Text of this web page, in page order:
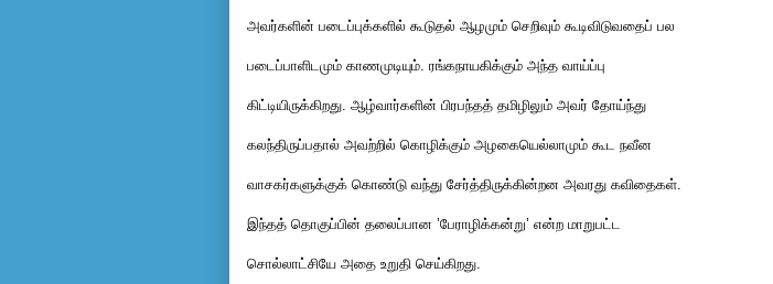
அவர்களின் படைப்புக்களில் கூடுதல் ஆழமும் செறிவும் கூடிவிடுவதைப் பல
படைப்பாளிடமும் காணமுடியும். ரங்கநாயகிக்கும் அந்த வாய்ப்பு
கிட்டியிருக்கிறது. ஆழ்வார்களின் பிரபந்தத் தமிழிலும் அவர் தோய்ந்து
கலந்திருப்பதால் அவற்றில் கொழிக்கும் அழகையெல்லாமும் கூட நவீன
வாசகர்களுக்குக் கொண்டு வந்து சேர்த்திருக்கின்றன அவரது கவிதைகள்.
இந்தத் தொகுப்பின் தலைப்பான ’பேராழிக்கன்று’ என்ற மாறுபட்ட
சொல்லாட்சியே அதை உறுதி செய்கிறது.